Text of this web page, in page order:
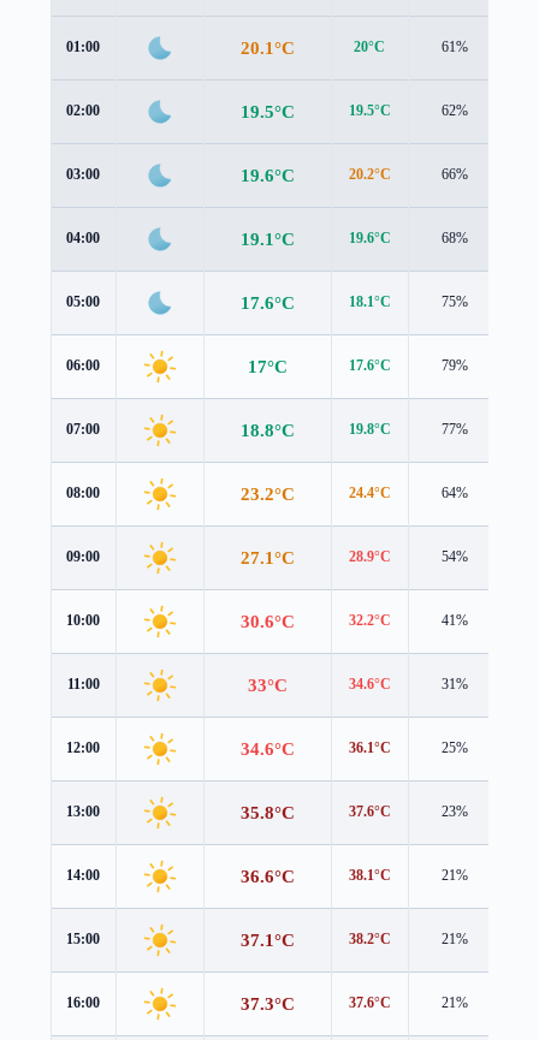
01:00 20.1°C 20°C 61%
02:00 19.5°C 19.5°C 62%
03:00 19.6°C 20.2°C 66%
04:00 19.1°C 19.6°C 68%
05:00 17.6°C 18.1°C 75%
06:00 17°C 17.6°C 79%
07:00 18.8°C 19.8°C 77%
08:00 23.2°C 24.4°C 64%
09:00 27.1°C 28.9°C 54%
10:00 30.6°C 32.2°C 41%
11:00 33°C 34.6°C 31%
12:00 34.6°C 36.1°C 25%
13:00 35.8°C 37.6°C 23%
14:00 36.6°C 38.1°C 21%
15:00 37.1°C 38.2°C 21%
16:00 37.3°C 37.6°C 21%